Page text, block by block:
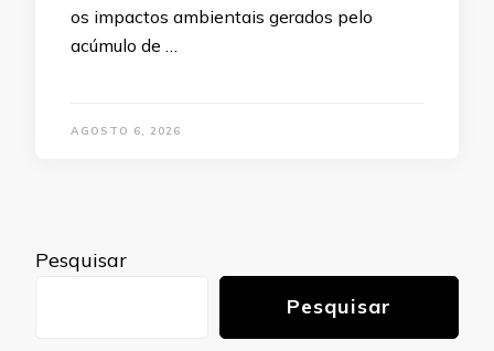
os impactos ambientais gerados pelo
acúmulo de …
AGOSTO 6, 2026
Pesquisar
Pesquisar